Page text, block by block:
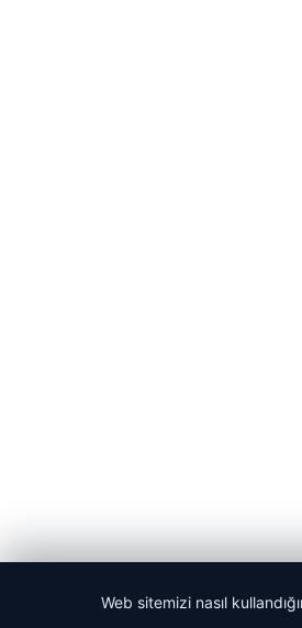
© 2026 Haber Kalesi
Web sitemizi nasıl